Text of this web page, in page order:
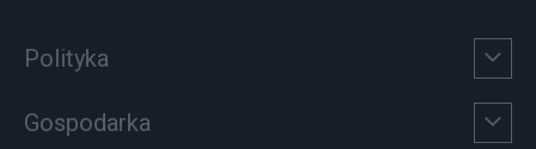
Polityka
Gospodarka